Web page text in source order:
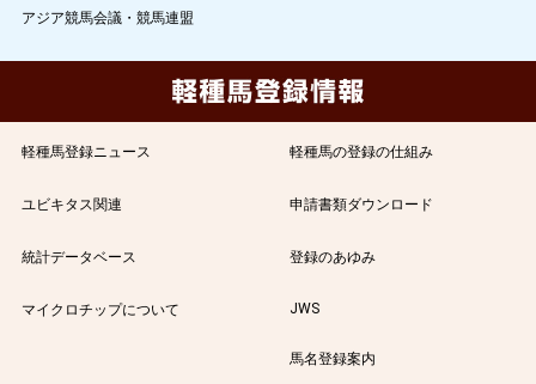
アジア競馬会議・競馬連盟
軽種馬登録ニュース 軽種馬の登録の仕組み
ユビキタス関連 申請書類ダウンロード
統計データベース 登録のあゆみ
マイクロチップについて JWS
馬名登録案内